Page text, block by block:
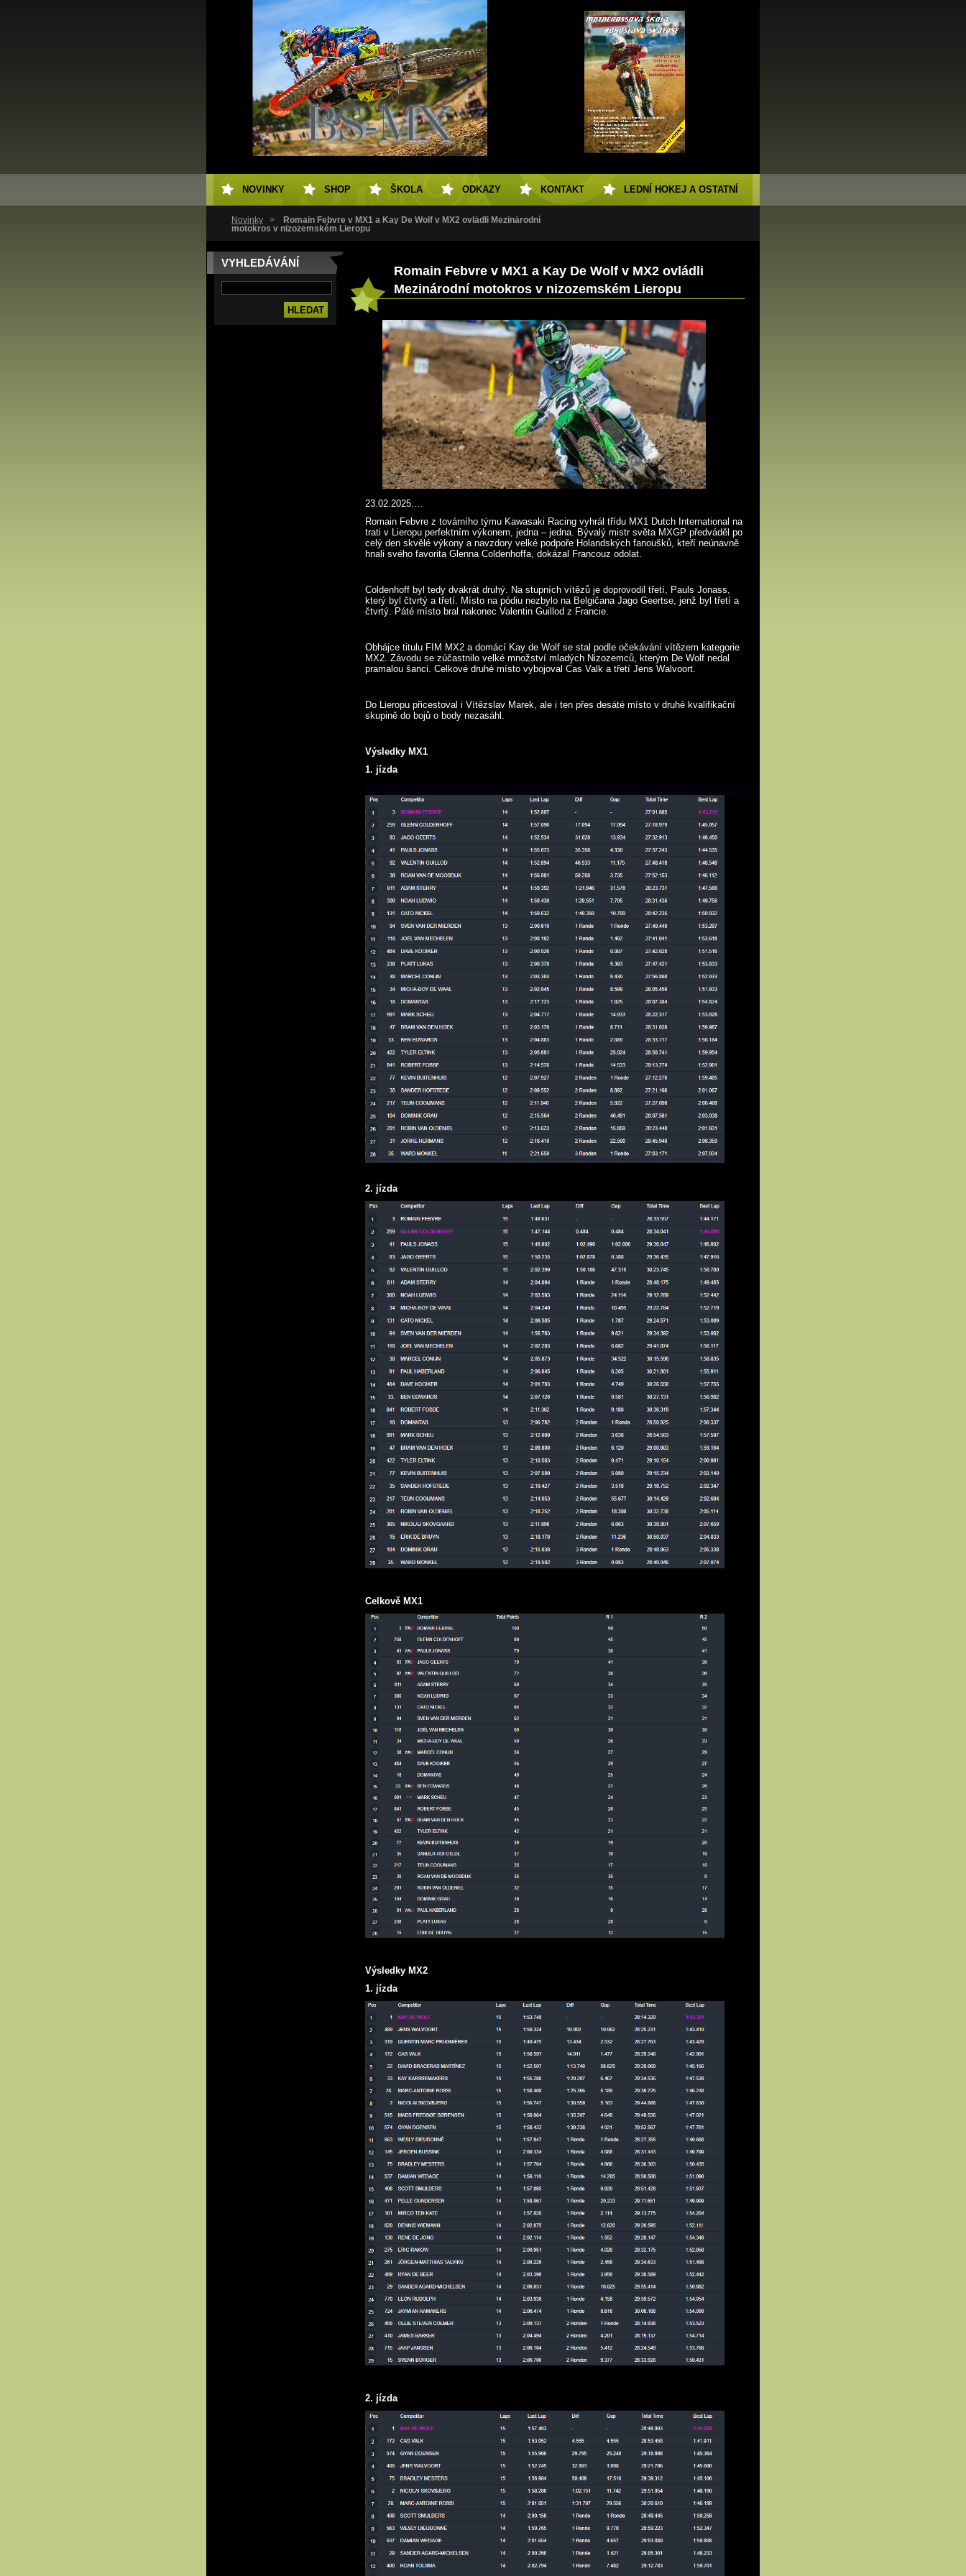
Novinky >
Romain Febvre v MX1 a Kay De Wolf v MX2 ovládli Mezinárodní
motokros v nizozemském Lieropu
VYHLEDÁVÁNÍ
Romain Febvre v MX1 a Kay De Wolf v MX2 ovládli
Mezinárodní motokros v nizozemském Lieropu
23.02.2025….
Romain Febvre z továrního týmu Kawasaki Racing vyhrál třídu MX1 Dutch International na
trati v Lieropu perfektním výkonem, jedna – jedna. Bývalý mistr světa MXGP předváděl po
celý den skvělé výkony a navzdory velké podpoře Holandských fanoušků, kteří neúnavně
hnali svého favorita Glenna Coldenhoffa, dokázal Francouz odolat.
Coldenhoff byl tedy dvakrát druhý. Na stupních vítězů je doprovodil třetí, Pauls Jonass,
který byl čtvrtý a třetí. Místo na pódiu nezbylo na Belgičana Jago Geertse, jenž byl třetí a
čtvrtý. Páté místo bral nakonec Valentin Guillod z Francie.
Obhájce titulu FIM MX2 a domácí Kay de Wolf se stal podle očekávání vítězem kategorie
MX2. Závodu se zúčastnilo velké množství mladých Nizozemců, kterým De Wolf nedal
pramalou šanci. Celkové druhé místo vybojoval Cas Valk a třetí Jens Walvoort.
Do Lieropu přicestoval i Vítězslav Marek, ale i ten přes desáté místo v druhé kvalifikační
skupině do bojů o body nezasáhl.
Výsledky MX1
1. jízda
2. jízda
Celkově MX1
Výsledky MX2
1. jízda
2. jízda
NOVINKY SHOP ŠKOLA ODKAZY KONTAKT LEDNÍ HOKEJ A OSTATNÍ